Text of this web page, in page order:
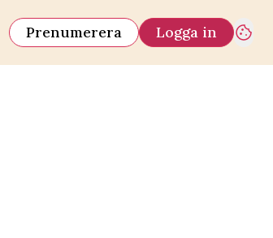
Prenumerera Logga in